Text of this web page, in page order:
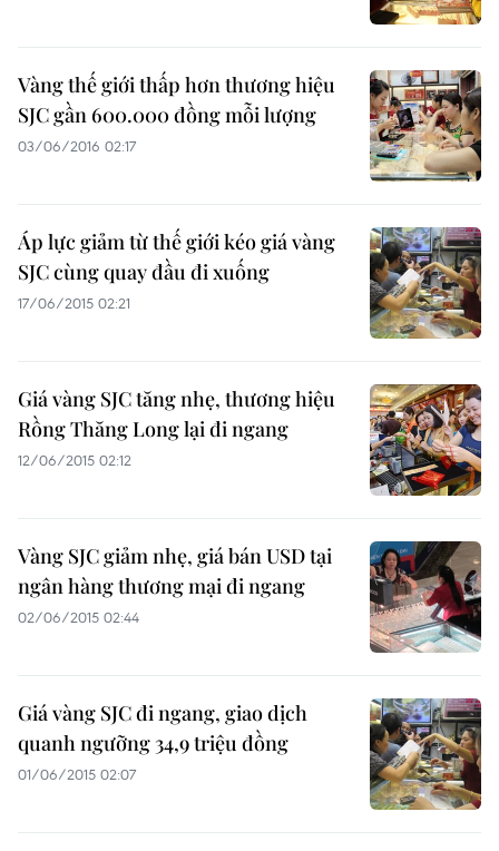
Vàng thế giới thấp hơn thương hiệu
SJC gần 600.000 đồng mỗi lượng
03/06/2016 02:17
Áp lực giảm từ thế giới kéo giá vàng
SJC cùng quay đầu đi xuống
17/06/2015 02:21
Giá vàng SJC tăng nhẹ, thương hiệu
Rồng Thăng Long lại đi ngang
12/06/2015 02:12
Vàng SJC giảm nhẹ, giá bán USD tại
ngân hàng thương mại đi ngang
02/06/2015 02:44
Giá vàng SJC đi ngang, giao dịch
quanh ngưỡng 34,9 triệu đồng
01/06/2015 02:07